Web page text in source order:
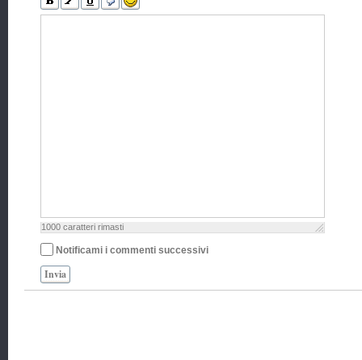
1000 caratteri rimasti
Notificami i commenti successivi
Invia